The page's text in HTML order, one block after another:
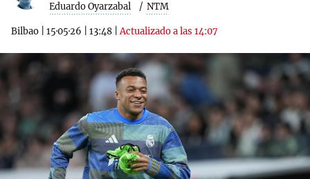
Eduardo Oyarzabal NTM
Bilbao 15·05·26 13:48 |Actualizado a las 14:07